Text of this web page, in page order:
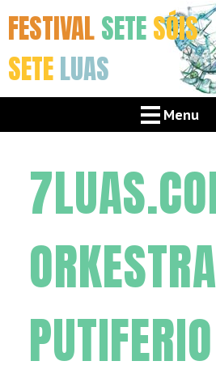
FESTIVALSETESÓIS
SETELUAS
Menu
PUTIFERIO